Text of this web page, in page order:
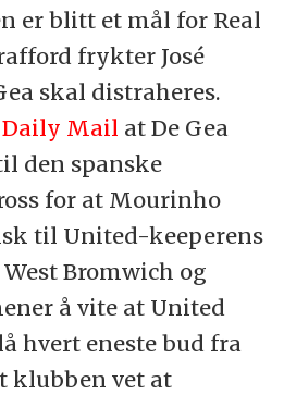
er blitt et mål for Real
frykter José
skal distraheres.
Daily Mail at De Gea
den spanske
for at Mourinho
til United-keeperens
Bromwich og
å vite at United
hvert eneste bud fra
klubben vet at